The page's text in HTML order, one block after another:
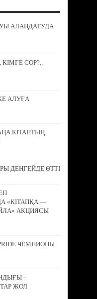
АЛАҢДАТУДА
СОР?..
АЛУҒА
КІТАПТЫҢ
ДЕҢГЕЙДЕ ӨТТІ
«КІТАПҚА —
АКЦИЯСЫ
ЧЕМПИОНЫ
–
ЖОЛ